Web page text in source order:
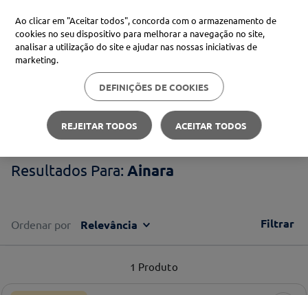
Procure no Marketplace Médis
Pesquisas mais comuns
xiaomi
3º uriage
Ainara
Ainara
Ordenar por Relevância Filtrar
1 Produto
Ao clicar em "Aceitar todos", concorda com o armazenamento de
cookies no seu dispositivo para melhorar a navegação no site,
analisar a utilização do site e ajudar nas nossas iniciativas de
marketing.
DEFINIÇÕES DE COOKIES
REJEITAR TODOS ACEITAR TODOS